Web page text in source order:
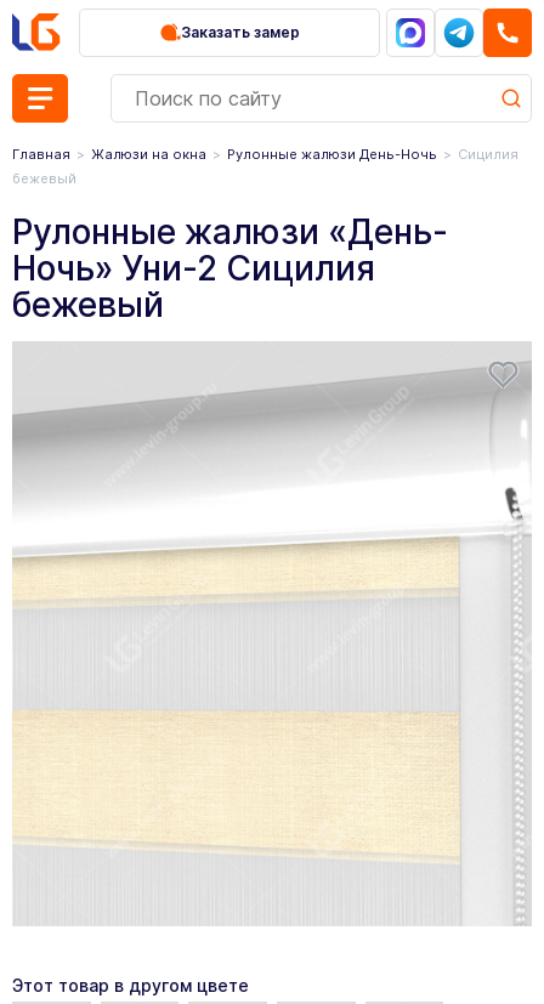
Заказать замер
Главная Жалюзи на окна Рулонные жалюзи День-Ночь
Сицилия
бежевый
Рулонные жалюзи «День-
Ночь» Уни-2 Сицилия
бежевый
Этот товар в другом цвете